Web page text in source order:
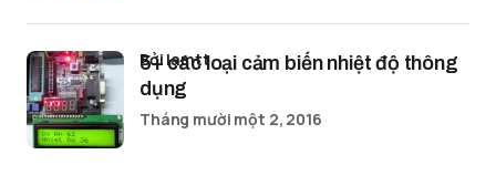
5+ các loại cảm biến nhiệt độ thông
dụng
bởi lamtt
Tháng mười một 2, 2016